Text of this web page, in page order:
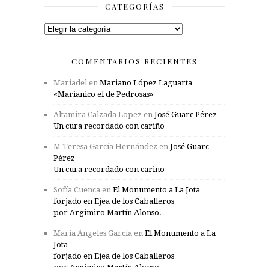
CATEGORÍAS
Categorías
COMENTARIOS RECIENTES
Mariadel en Mariano López Laguarta
«Marianico el de Pedrosas»
Altamira Calzada Lopez en José Guarc Pérez
Un cura recordado con cariño
M Teresa García Hernández en José Guarc
Pérez
Un cura recordado con cariño
Sofía Cuenca en El Monumento a La Jota
forjado en Ejea de los Caballeros
por Argimiro Martín Alonso.
María Ángeles García en El Monumento a La
Jota
forjado en Ejea de los Caballeros